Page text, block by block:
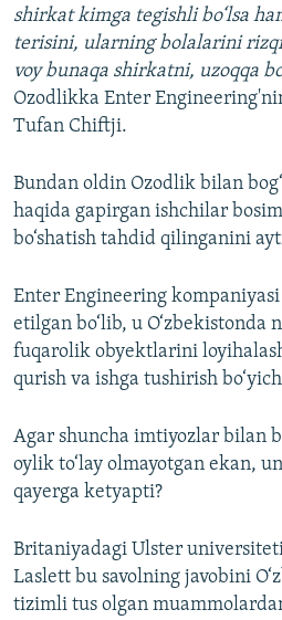
shirkat kimga tegishli bo‘lsa
terisini, ularning bolalarini
voy bunaqa shirkatni, uzoqqa
Ozodlikka Enter
Tufan Chiftji.
Bundan oldin Ozodlik bilan
haqida gapirgan ishchilar
bo‘shatish tahdid qilinganini
Enter Engineering
etilgan bo‘lib, u O‘zbekistonda
fuqarolik obyektlarini
qurish va ishga tushirish
Agar shuncha imtiyozlar bilan
oylik to‘lay olmayotgan ekan,
qayerga ketyapti?
Britaniyadagi Ulster
Laslett bu savolning javobini
tizimli tus olgan